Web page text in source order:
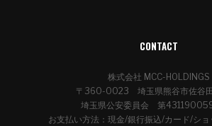
CONTACT
株式会社 MCC-HOLDINGS
〒360-0023 埼玉県熊谷市佐谷
埼玉県公安委員会 第
お支払い方法：現金/銀行振込/カード/シ